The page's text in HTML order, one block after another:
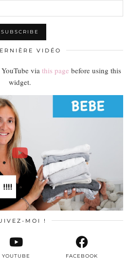
VIDÉO
via this page before using this
widget.
MOI !
FACEBOOK
YOUTUBE